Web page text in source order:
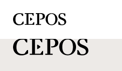
CEPOS logo